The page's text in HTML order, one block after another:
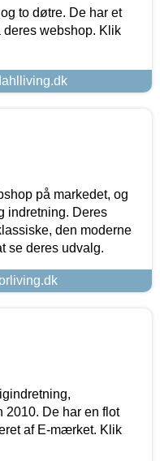
to døtre. De har et
deres webshop. Klik
på markedet, og
indretning. Deres
den moderne
se deres udvalg.
2010. De har en flot
af E-mærket. Klik